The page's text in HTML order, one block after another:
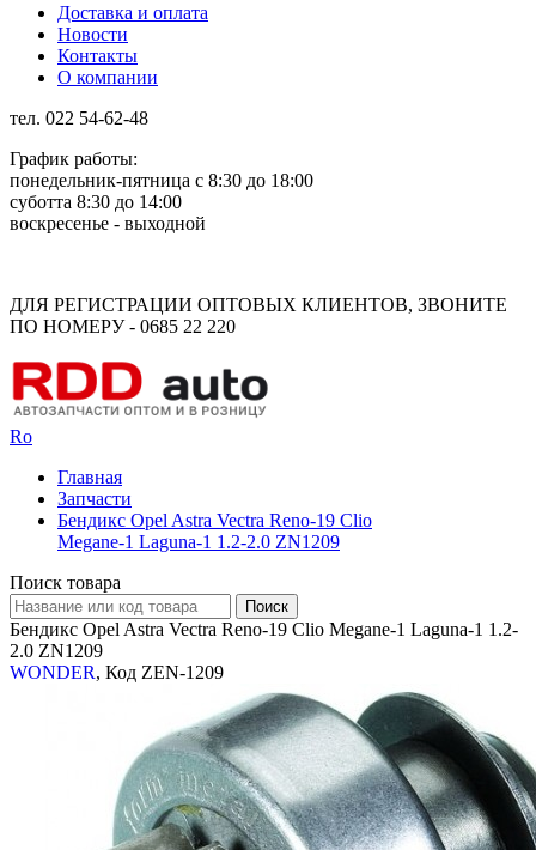
Доставка и оплата
Новости
Контакты
О компании
тел. 022 54-62-48
График работы:
понедельник-пятница с 8:30 до 18:00
суботта 8:30 до 14:00
воскресенье - выходной
ДЛЯ РЕГИСТРАЦИИ ОПТОВЫХ КЛИЕНТОВ, ЗВОНИТЕ
ПО НОМЕРУ - 0685 22 220
Ro
Главная
Запчасти
Бендикс Opel Astra Vectra Reno-19 Clio
Megane-1 Laguna-1 1.2-2.0 ZN1209
Поиск товара
Бендикс Opel Astra Vectra Reno-19 Clio Megane-1 Laguna-1 1.2-
2.0 ZN1209
WONDER, Код ZEN-1209